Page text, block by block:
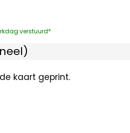
verstuurd*
kaart geprint.